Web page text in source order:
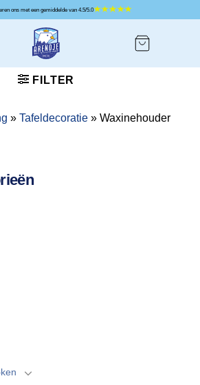
waarderen ons met een gemiddelde van 4.5/5.0
FILTER
» Tafeldecoratie » Waxinehouder